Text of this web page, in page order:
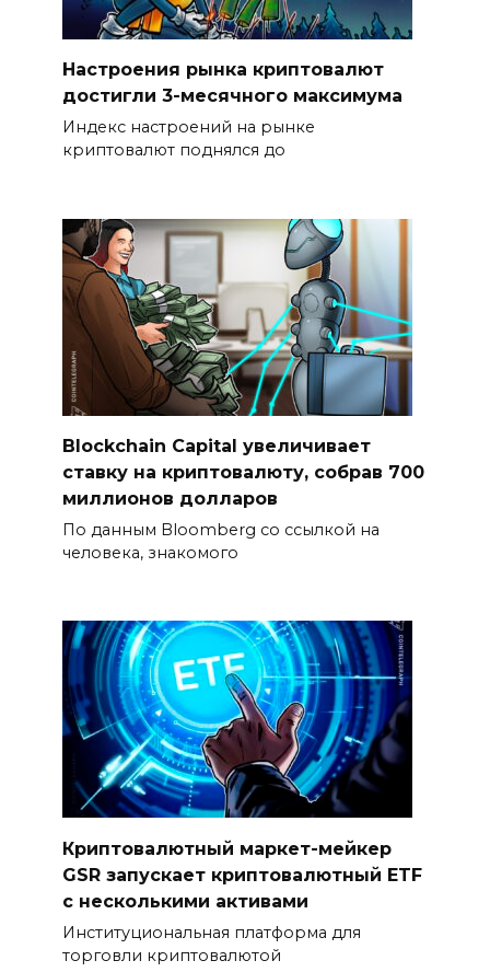
Настроения рынка криптовалют
достигли 3-месячного максимума
Индекс настроений на рынке
криптовалют поднялся до
Blockchain Capital увеличивает
ставку на криптовалюту, собрав 700
миллионов долларов
По данным Bloomberg со ссылкой на
человека, знакомого
Криптовалютный маркет-мейкер
GSR запускает криптовалютный ETF
с несколькими активами
Институциональная платформа для
торговли криптовалютой